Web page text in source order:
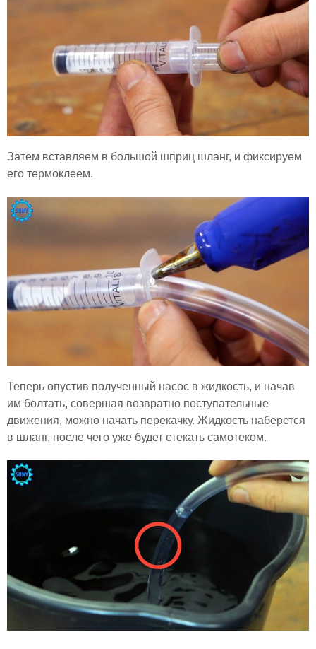
Затем вставляем в большой шприц шланг, и фиксируем
его термоклеем.
Теперь опустив полученный насос в жидкость, и начав
им болтать, совершая возвратно поступательные
движения, можно начать перекачку. Жидкость наберется
в шланг, после чего уже будет стекать самотеком.